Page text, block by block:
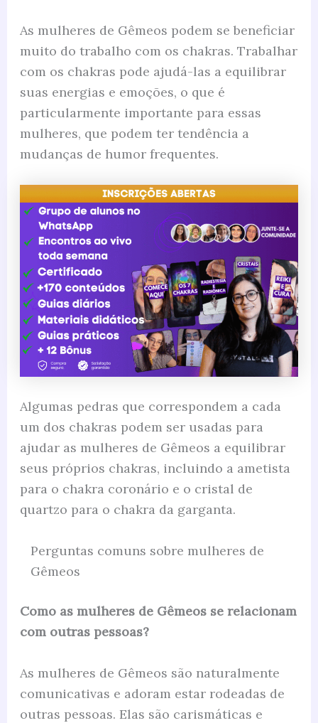
As mulheres de Gêmeos podem se beneficiar
muito do trabalho com os chakras. Trabalhar
com os chakras pode ajudá-las a equilibrar
suas energias e emoções, o que é
particularmente importante para essas
mulheres, que podem ter tendência a
mudanças de humor frequentes.
Algumas pedras que correspondem a cada
um dos chakras podem ser usadas para
ajudar as mulheres de Gêmeos a equilibrar
seus próprios chakras, incluindo a ametista
para o chakra coronário e o cristal de
quartzo para o chakra da garganta.
Perguntas comuns sobre mulheres de
Gêmeos
Como as mulheres de Gêmeos se relacionam
com outras pessoas?
As mulheres de Gêmeos são naturalmente
comunicativas e adoram estar rodeadas de
outras pessoas. Elas são carismáticas e